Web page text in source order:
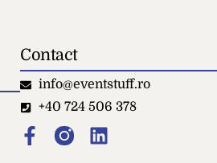
Contact
info@eventstuff.ro
+40 724 506 378